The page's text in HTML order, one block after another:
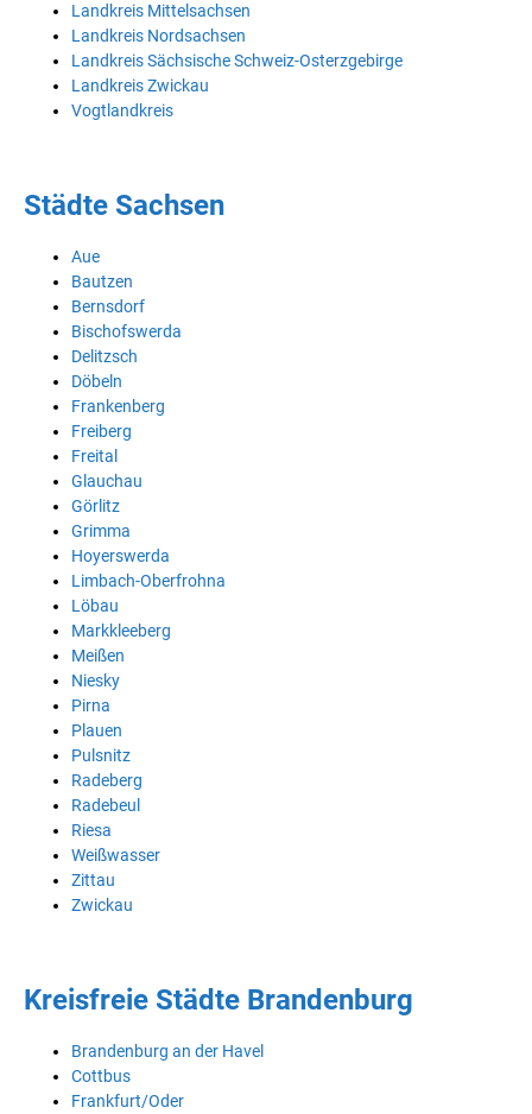
Landkreis Mittelsachsen
Landkreis Nordsachsen
Landkreis Sächsische Schweiz-Osterzgebirge
Landkreis Zwickau
Vogtlandkreis
Städte Sachsen
Aue
Bautzen
Bernsdorf
Bischofswerda
Delitzsch
Döbeln
Frankenberg
Freiberg
Freital
Glauchau
Görlitz
Grimma
Hoyerswerda
Limbach-Oberfrohna
Löbau
Markkleeberg
Meißen
Niesky
Pirna
Plauen
Pulsnitz
Radeberg
Radebeul
Riesa
Weißwasser
Zittau
Zwickau
Kreisfreie Städte Brandenburg
Brandenburg an der Havel
Cottbus
Frankfurt/Oder